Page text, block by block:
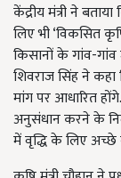
केंद्रीय मंत्री ने
लिए भी ‘विकसित
किसानों के गांव-
शिवराज सिंह ने
मांग पर आधारित
अनुसंधान करने के
में वृद्धि के लिए अच्छे